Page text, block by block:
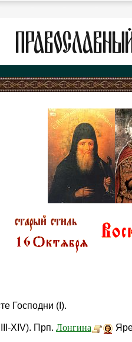
Господни (I).
XIV). Прп. Лонгина